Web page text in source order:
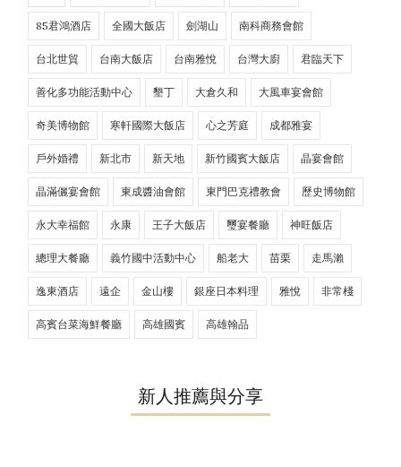
85君鴻酒店 全國大飯店 劍湖山 南科商務會館
台北世貿 台南大飯店 台南雅悅 台灣大廚 君臨天下
善化多功能活動中心 墾丁 大倉久和 大風車宴會館
奇美博物館 寒軒國際大飯店 心之芳庭 成都雅宴
戶外婚禮 新北市 新天地 新竹國賓大飯店 晶宴會館
晶滿儷宴會館 東成醬油會館 東門巴克禮教會 歷史博物館
永大幸福館 永康 王子大飯店 璽宴餐廳 神旺飯店
總理大餐廳 義竹國中活動中心 船老大 苗栗 走馬瀨
逸東酒店 遠企 金山樓 銀座日本料理 雅悅 非常棧
高賓台菜海鮮餐廳 高雄國賓 高雄翰品
新人推薦與分享